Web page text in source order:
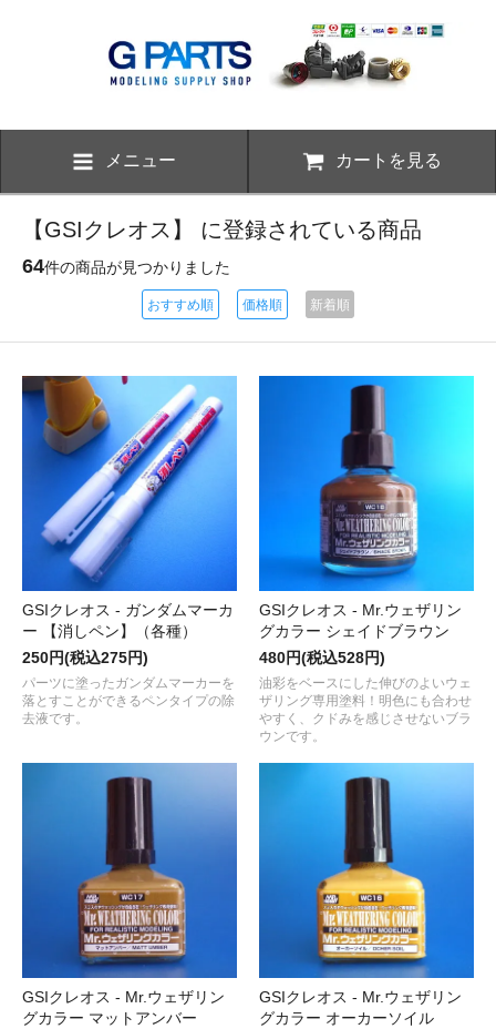
メニュー カートを見る
【GSIクレオス】 に登録されている商品
64件の商品が見つかりました
おすすめ順 価格順 新着順
GSIクレオス - ガンダムマーカ
ー 【消しペン】（各種）
250円(税込275円)
パーツに塗ったガンダムマーカーを
落とすことができるペンタイプの除
去液です。
GSIクレオス - Mr.ウェザリン
グカラー シェイドブラウン
480円(税込528円)
油彩をベースにした伸びのよいウェ
ザリング専用塗料！明色にも合わせ
やすく、クドみを感じさせないブラ
ウンです。
GSIクレオス - Mr.ウェザリン
グカラー マットアンバー
GSIクレオス - Mr.ウェザリン
グカラー オーカーソイル